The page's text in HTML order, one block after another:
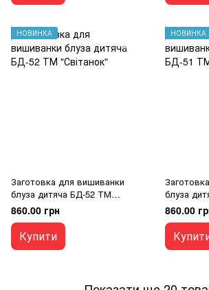
НОВИНКА
Заготовка для вишиванки
блуза дитяча БД-52 ТМ
"Світанок"
860.00 грн
Купити
НОВИНКА
блуза
"Світанок"
860.00